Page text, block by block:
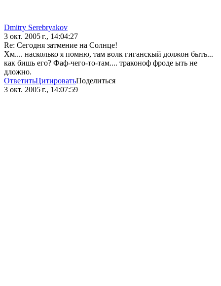
Dmitry Serebryakov
3 окт. 2005 г., 14:04:27
Re: Сегодня затмение на Солнце!
Хм.... насколько я помню, там волк гиганскый должон быть...
как бишь его? Фаф-чего-то-там.... траконоф фроде ыть не
дложно.
ОтветитьЦитироватьПоделиться
3 окт. 2005 г., 14:07:59